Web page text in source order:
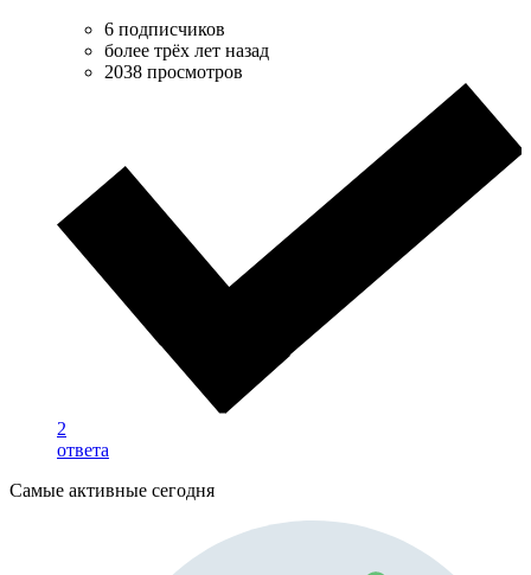
6 подписчиков
более трёх лет назад
2038 просмотров
2
ответа
Самые активные сегодня